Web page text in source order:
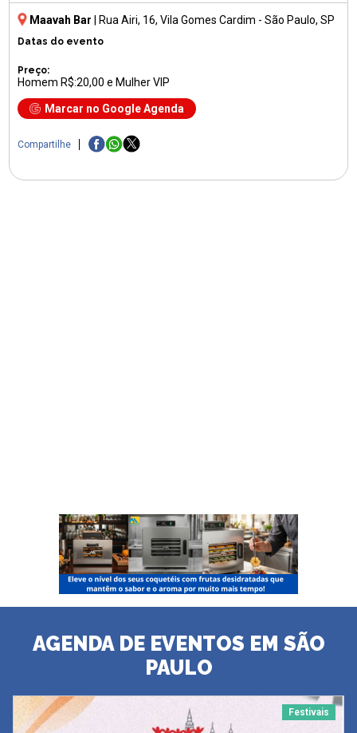
Maavah Bar Rua Airi, 16, Vila Gomes Cardim - São Paulo, SP
Datas do evento
Preço:
Homem R$:20,00 e Mulher VIP
Marcar no Google Agenda
Compartilhe
AGENDA DE EVENTOS EM SÃO
PAULO
Festivais